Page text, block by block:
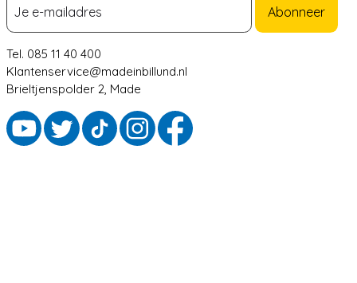
Abonneer
Tel. 085 11 40 400
Klantenservice@madeinbillund.nl
Brieltjenspolder 2, Made